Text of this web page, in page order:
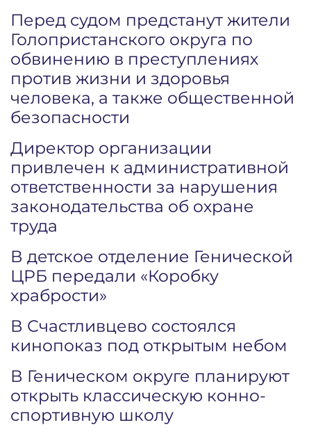
Перед судом предстанут жители
Голопристанского округа по
обвинению в преступлениях
против жизни и здоровья
человека, а также общественной
безопасности
Директор организации
привлечен к административной
ответственности за нарушения
законодательства об охране
труда
В детское отделение Генической
ЦРБ передали «Коробку
храбрости»
В Счастливцево состоялся
кинопоказ под открытым небом
В Геническом округе планируют
открыть классическую конно-
спортивную школу